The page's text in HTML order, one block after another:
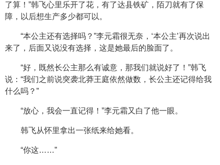
了算！”韩飞心里乐开了花，有了达县铁矿，陌刀就有了保
障，以后想生产多少都可以。
“本公主还有选择吗？”李元霜很无奈，‘本公主’再次说出
来了，后面又说没有选择，这是她最后的脸面了。
“好，既然长公主那么有诚意，那我们就说好了！”韩飞
说：“我们之前说突袭北莽王庭依然做数，长公主还记得给我
什么吗？”
“放心，我会一直记得！”李元霜又白了他一眼。
韩飞从怀里拿出一张纸来给她看。
“你这……”